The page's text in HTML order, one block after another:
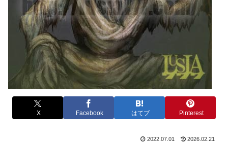
X Facebook はてブ Pinterest
2022.07.01 2026.02.21